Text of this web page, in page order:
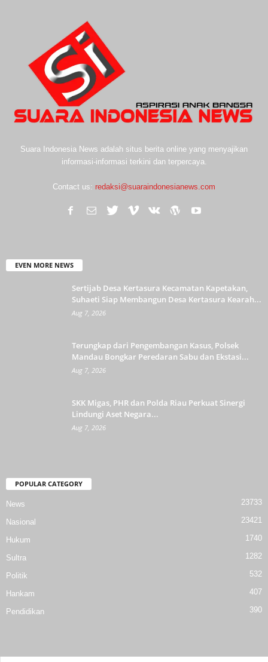
Suara Indonesia News adalah situs berita online yang menyajikan
informasi-informasi terkini dan terpercaya.
Contact us: redaksi@suaraindonesianews.com
EVEN MORE NEWS
Sertijab Desa Kertasura Kecamatan Kapetakan,
Suhaeti Siap Membangun Desa Kertasura Kearah...
Aug 7, 2026
Terungkap dari Pengembangan Kasus, Polsek
Mandau Bongkar Peredaran Sabu dan Ekstasi...
Aug 7, 2026
SKK Migas, PHR dan Polda Riau Perkuat Sinergi
Lindungi Aset Negara...
Aug 7, 2026
POPULAR CATEGORY
News 23733
Nasional 23421
Hukum 1740
Sultra 1282
Politik 532
Hankam 407
Pendidikan 390